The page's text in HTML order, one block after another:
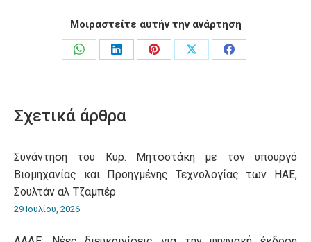
Μοιραστείτε αυτήν την ανάρτηση
Share
Share
Share
Share
Share
Σχετικά άρθρα
Συνάντηση του Κυρ. Μητσοτάκη με τον υπουργό
Βιομηχανίας και Προηγμένης Τεχνολογίας των ΗΑΕ,
Σουλτάν αλ Τζαμπέρ
29 Ιουλίου, 2026